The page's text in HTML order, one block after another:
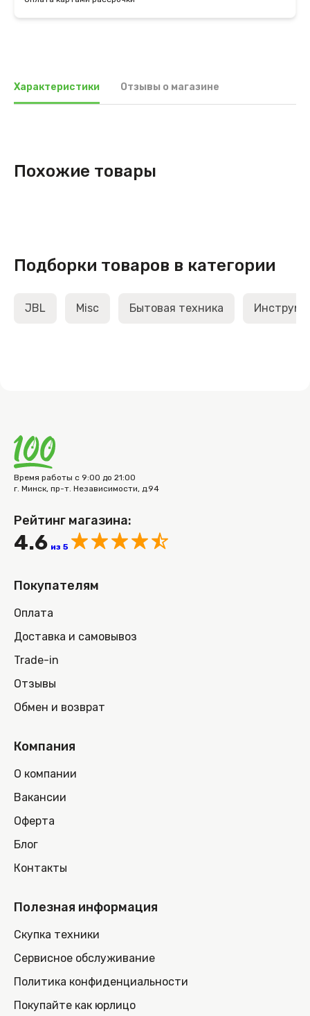
Характеристики Отзывы о магазине
Похожие товары
Подборки товаров в категории
JBL Misc Бытовая техника
Время работы с 9:00 до 21:00
г. Минск, пр-т. Независимости, д.94
Рейтинг магазина:
4.6 из 5
Покупателям
Оплата
Доставка и самовывоз
Trade-in
Отзывы
Обмен и возврат
Компания
О компании
Вакансии
Оферта
Блог
Контакты
Полезная информация
Скупка техники
Сервисное обслуживание
Политика конфиденциальности
Покупайте как юрлицо